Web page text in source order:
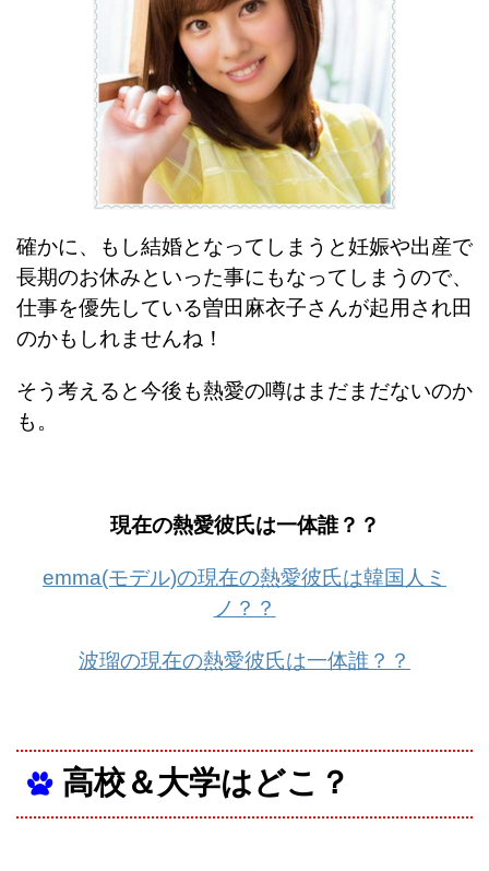
確かに、もし結婚となってしまうと妊娠や出産で
長期のお休みといった事にもなってしまうので、
仕事を優先している曽田麻衣子さんが起用され田
のかもしれませんね！
そう考えると今後も熱愛の噂はまだまだないのか
も。
現在の熱愛彼氏は一体誰？？
emma(モデル)の現在の熱愛彼氏は韓国人ミ
ノ？？
波瑠の現在の熱愛彼氏は一体誰？？
高校＆大学はどこ？